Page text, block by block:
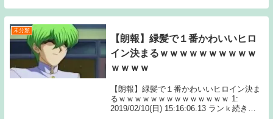
日(水) やばすぎ定期 3: 11月23日(水)...
未分類
【朗報】緑髪で１番かわいいヒロ
イン決まるｗｗｗｗｗｗｗｗｗｗ
ｗｗｗｗ
【朗報】緑髪で１番かわいいヒロイン決ま
るｗｗｗｗｗｗｗｗｗｗｗｗｗｗ 1:
2019/02/10(日) 15:16:06.13 ランｋ続きを